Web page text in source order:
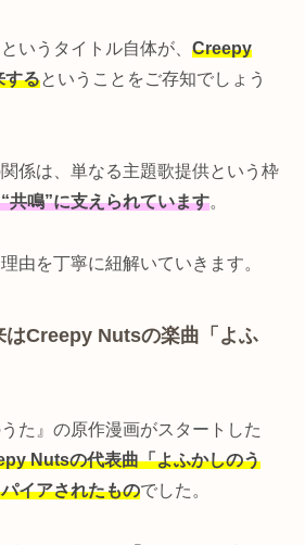
いうタイトル自体が、 Creepy
するということをご存知でしょう
係は、単なる主題歌提供という枠
共鳴”に支えられています。
由を丁寧に紐解いていきます。
はCreepy Nutsの楽曲「よふ
た』の原作漫画がスタートした
Nutsの代表曲「よふかしのう
イアされたものでした。